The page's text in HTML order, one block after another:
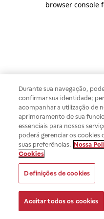
browser console
Durante sua navegação,
confirmar sua identidade;
acompanhar a utilização de
aprimoramento de sua
essenciais para nossos
poderá gerenciar os cookies
suas preferências. Nossa
Cookies
Definições de cookies
Aceitar todos os cookies